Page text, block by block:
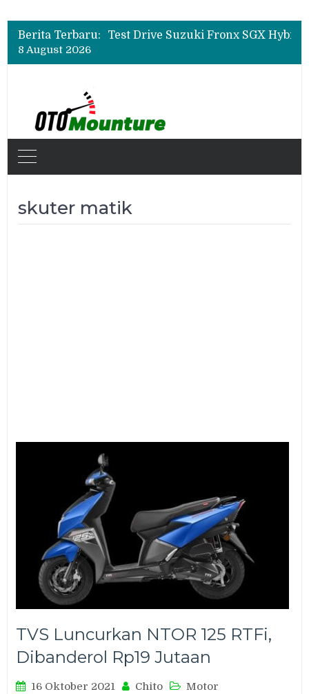
Berita Terbaru:
Beli Mobil Jangan Cuma Lihat Cicilan, TAF dan OJK Tekankan Pentingnya Literasi Keuangan
Beli Mobil Jangan Cuma Lihat Cicilan, TAF dan OJK Tekankan Pentingnya Literasi Keuangan
8 August 2026
skuter matik
TVS Luncurkan NTOR 125 RTFi,
Dibanderol Rp19 Jutaan
16 Oktober 2021 Chito Motor